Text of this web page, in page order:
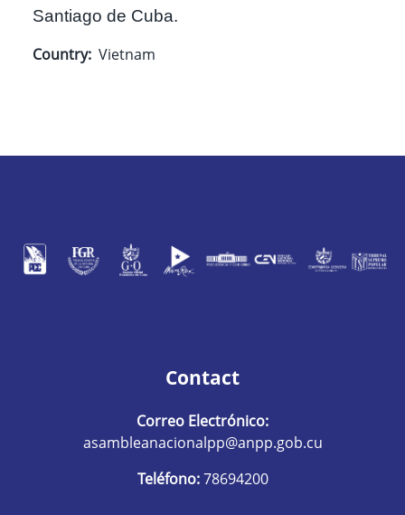
Santiago de Cuba.
Country Vietnam
Contact
Correo Electrónico:
asambleanacionalpp@anpp.gob.cu
Teléfono:78694200